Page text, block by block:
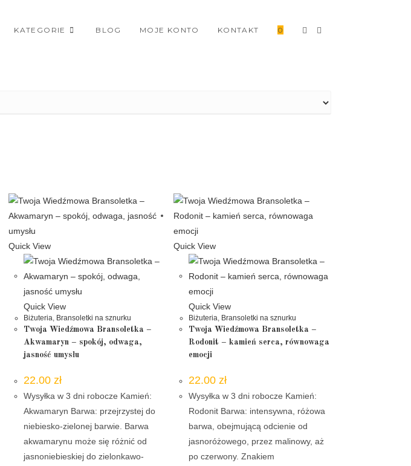
KATEGORIE BLOG MOJE KONTO KONTAKT 0
Quick View
Quick View
Biżuteria, Bransoletki na sznurku
Twoja Wiedźmowa Bransoletka –
Akwamaryn – spokój, odwaga,
jasność umysłu
22.00zł
Wysyłka w 3 dni robocze Kamień:
Akwamaryn Barwa: przejrzystej do
niebiesko-zielonej barwie. Barwa
akwamarynu może się różnić od
jasnoniebieskiej do zielonkawo-
Quick View
Quick View
Biżuteria, Bransoletki na sznurku
Twoja Wiedźmowa Bransoletka –
Rodonit – kamień serca, równowaga
emocji
22.00zł
Wysyłka w 3 dni robocze Kamień:
Rodonit Barwa: intensywna, różowa
barwa, obejmującą odcienie od
jasnoróżowego, przez malinowy, aż
po czerwony. Znakiem